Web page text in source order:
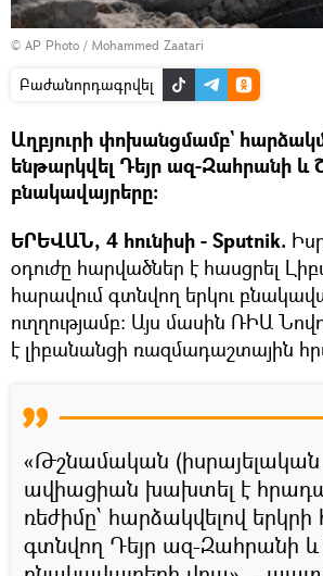
© AP Photo / Mohammed Zaatari
Բաժանորդագրվել
Աղբյուրի փոխանցմամբ`
ենթարկվել Դեյր ազ-Զահրանի և
բնակավայրերը:
ԵՐԵՎԱՆ, 4 հունիսի - Sputnik.
օդուժը հարվածներ է հասցրել
հարավում գտնվող երկու
ուղղությամբ: Այս մասին ՌԻԱ
է լիբանանցի ռազմադաշտային
«Թշնամական
ավիացիան խախտել է
ռեժիմը՝ հարձակվելով
գտնվող Դեյր ազ-Զահրանի և